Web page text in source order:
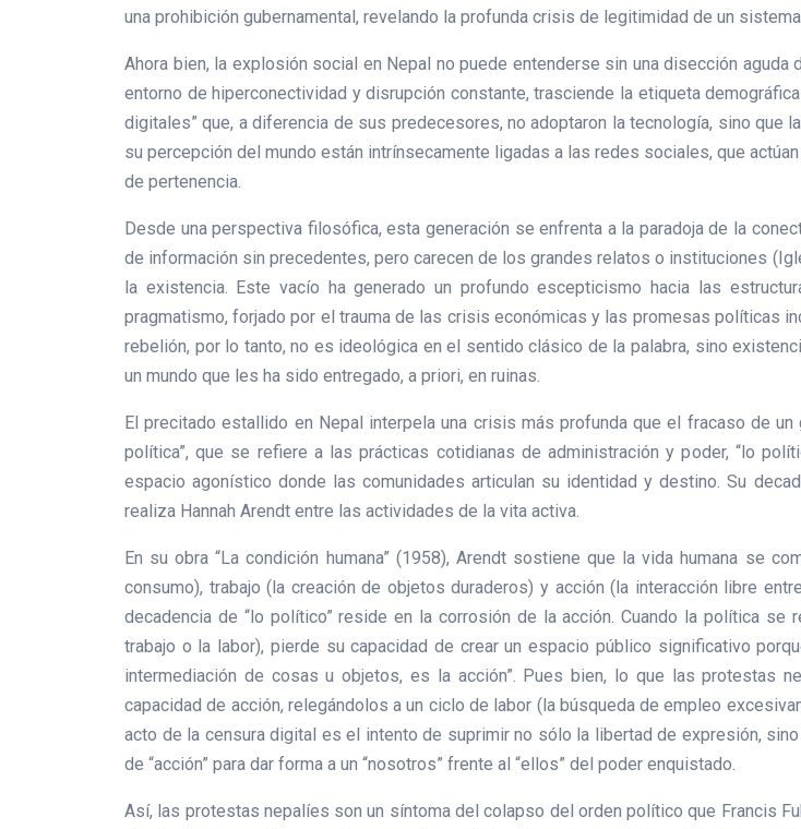
una prohibición gubernamental, revelando la profunda crisis de legitimidad de un
Ahora bien, la explosión social en Nepal no puede entenderse sin una disección
entorno de hiperconectividad y disrupción constante, trasciende la etiqueta
digitales” que, a diferencia de sus predecesores, no adoptaron la tecnología, sino que
su percepción del mundo están intrínsecamente ligadas a las redes sociales, que
de pertenencia.
Desde una perspectiva filosófica, esta generación se enfrenta a la paradoja de la
de información sin precedentes, pero carecen de los grandes relatos o instituciones
la existencia. Este vacío ha generado un profundo escepticismo hacia las
pragmatismo, forjado por el trauma de las crisis económicas y las promesas políticas
rebelión, por lo tanto, no es ideológica en el sentido clásico de la palabra, sino
un mundo que les ha sido entregado, a priori, en ruinas.
El precitado estallido en Nepal interpela una crisis más profunda que el fracaso de
política”, que se refiere a las prácticas cotidianas de administración y poder, “lo
espacio agonístico donde las comunidades articulan su identidad y destino. Su
realiza Hannah Arendt entre las actividades de la vita activa.
En su obra “La condición humana” (1958), Arendt sostiene que la vida humana se
consumo), trabajo (la creación de objetos duraderos) y acción (la interacción libre
decadencia de “lo político” reside en la corrosión de la acción. Cuando la política
trabajo o la labor), pierde su capacidad de crear un espacio público significativo
intermediación de cosas u objetos, es la acción”. Pues bien, lo que las protestas
capacidad de acción, relegándolos a un ciclo de labor (la búsqueda de empleo
acto de la censura digital es el intento de suprimir no sólo la libertad de expresión,
de “acción” para dar forma a un “nosotros” frente al “ellos” del poder enquistado.
Así, las protestas nepalíes son un síntoma del colapso del orden político que Francis